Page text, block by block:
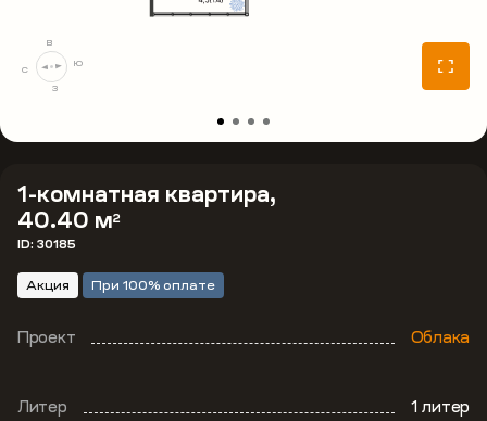
1-комнатная квартира,
40.40 м2
ID: 30185
Акция При 100% оплате
Проект Облака
Литер 1 литер
С
В
Ю
З